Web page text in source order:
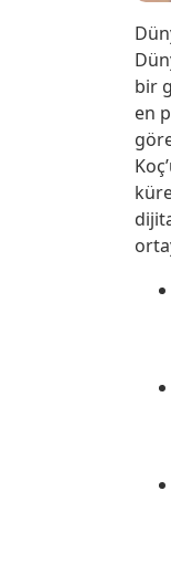
bir
en